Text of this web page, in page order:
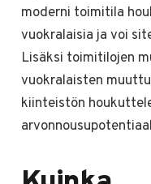
moderni toimitila
vuokralaisia ja voi
Lisäksi toimitilojen
vuokralaisten
kiinteistön